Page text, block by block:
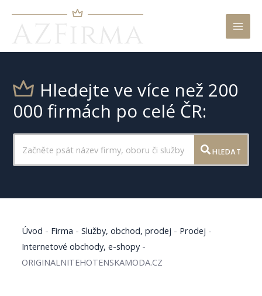
Hledejte ve více než 200
000 firmách po celé ČR:
HLEDAT
Úvod - Firma -Služby, obchod, prodej - Prodej -
Internetové obchody, e-shopy-
ORIGINALNITEHOTENSKAMODA.CZ